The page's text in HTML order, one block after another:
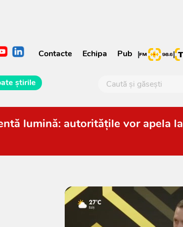
Contacte Echipa Pub | |
știrile
lumină: autoritățile vor apela la